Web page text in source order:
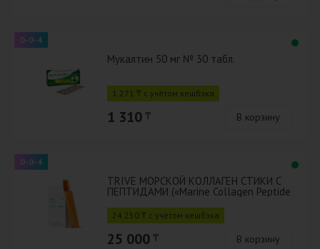
0-0-4
Мукалтин 50 мг № 30 табл.
1 271 ₸ с учётом кешбэка
1 310 ₸ В корзину
0-0-4
TRIVE МОРСКОЙ КОЛЛАГЕН СТИКИ С
ПЕПТИДАМИ («Marine Collagen Peptide
24 250 ₸ с учётом кешбэка
25 000 ₸ В корзину